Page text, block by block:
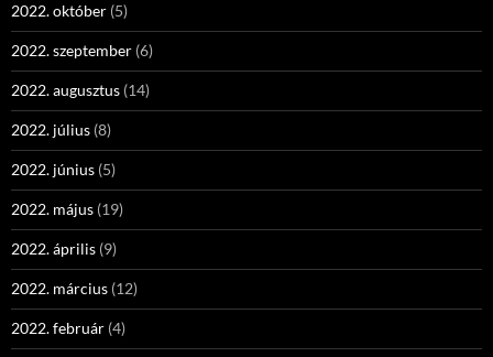
2022. október (5)
2022. szeptember (6)
2022. augusztus (14)
2022. július (8)
2022. június (5)
2022. május (19)
2022. április (9)
2022. március (12)
2022. február (4)